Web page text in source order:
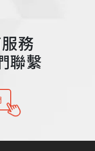
務
聯繫